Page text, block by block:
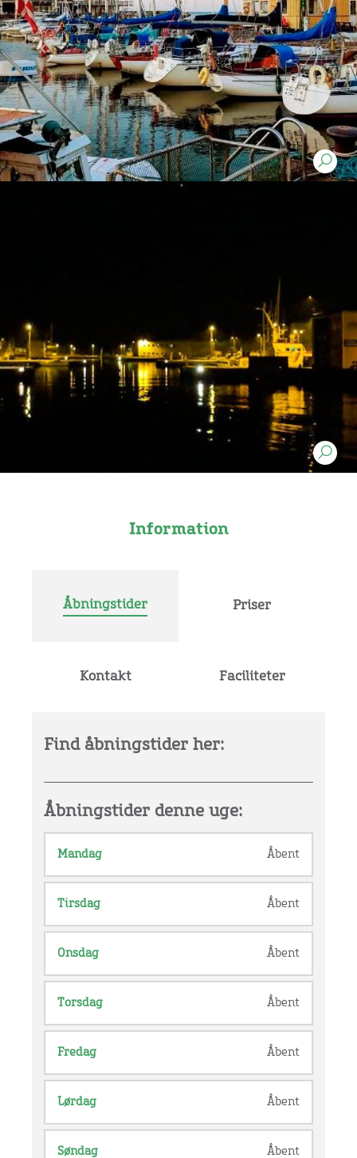
Information
Åbningstider Priser
Kontakt Faciliteter
Find åbningstider her:
Åbningstider denne uge:
Mandag Åbent
Tirsdag Åbent
Onsdag Åbent
Torsdag Åbent
Fredag Åbent
Lørdag Åbent
Søndag Åbent